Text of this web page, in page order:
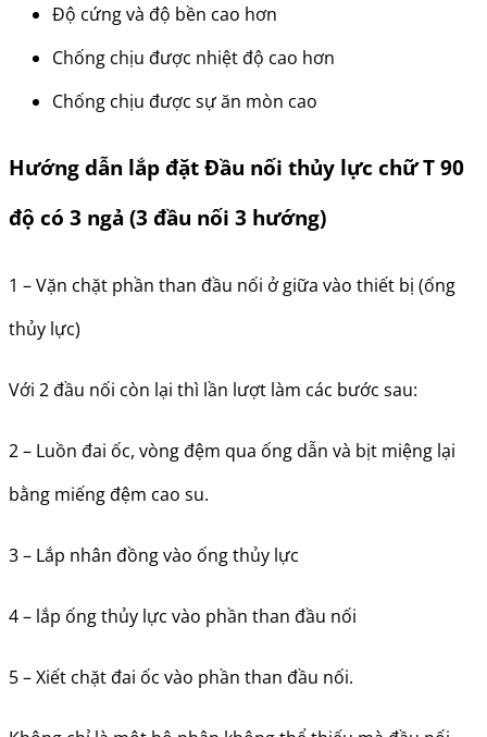
Độ cứng và độ bền cao hơn
Chống chịu được nhiệt độ cao hơn
Chống chịu được sự ăn mòn cao
Hướng dẫn lắp đặt Đầu nối thủy lực chữ T 90
độ có 3 ngả (3 đầu nối 3 hướng)
1 – Vặn chặt phần than đầu nối ở giữa vào thiết bị (ống
thủy lực)
Với 2 đầu nối còn lại thì lần lượt làm các bước sau:
2 – Luồn đai ốc, vòng đệm qua ống dẫn và bịt miệng lại
bằng miếng đệm cao su.
3 – Lắp nhân đồng vào ống thủy lực
4 – lắp ống thủy lực vào phần than đầu nối
5 – Xiết chặt đai ốc vào phần than đầu nối.